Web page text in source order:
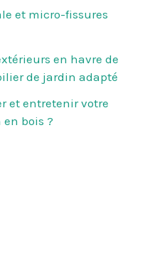
et micro-fissures
en havre de
de jardin adapté
et entretenir votre
bois ?